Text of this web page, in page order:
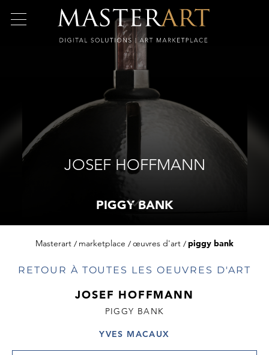
JOSEF HOFFMANN
PIGGY BANK
Masterart marketplace œuvres d'art piggy bank
RETOUR À TOUTES LES OEUVRES D'ART
JOSEF HOFFMANN
PIGGY BANK
YVES MACAUX